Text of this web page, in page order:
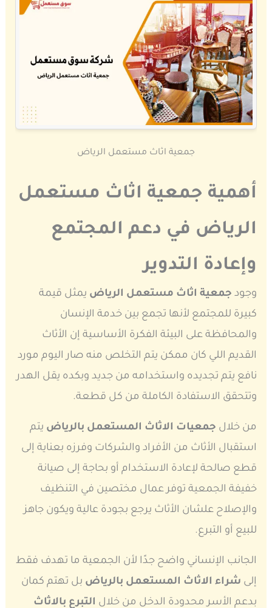
جمعية اثاث مستعمل الرياض
أهمية جمعية اثاث مستعمل
الرياض في دعم المجتمع
وإعادة التدوير
وجود جمعية اثاث مستعمل الرياض يمثل قيمة
كبيرة للمجتمع لأنها تجمع بين خدمة الإنسان
والمحافظة على البيئة الفكرة الأساسية إن الأثاث
القديم اللي كان ممكن يتم التخلص منه صار اليوم مورد
نافع يتم تجديده واستخدامه من جديد وبكده يقل الهدر
وتتحقق الاستفادة الكاملة من كل قطعة.
من خلال جمعيات الاثاث المستعمل بالرياض يتم
استقبال الأثاث من الأفراد والشركات وفرزه بعناية إلى
قطع صالحة لإعادة الاستخدام أو بحاجة إلى صيانة
خفيفة الجمعية توفر عمال مختصين في التنظيف
والإصلاح علشان الأثاث يرجع بجودة عالية ويكون جاهز
للبيع أو التبرع.
الجانب الإنساني واضح جدًا لأن الجمعية ما تهدف فقط
إلى شراء الاثاث المستعمل بالرياض بل تهتم كمان
بدعم الأسر محدودة الدخل من خلال التبرع بالاثاث